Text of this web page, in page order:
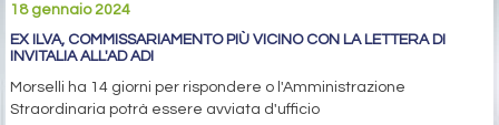
18 gennaio 2024
EX ILVA, COMMISSARIAMENTO PIÙ VICINO CON LA LETTERA DI
INVITALIA ALL'AD ADI
Morselli ha 14 giorni per rispondere o l'Amministrazione
Straordinaria potrà essere avviata d'ufficio